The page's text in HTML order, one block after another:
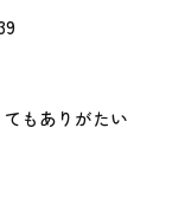
もありがたい